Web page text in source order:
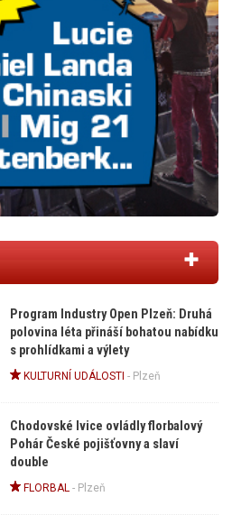
Program Industry Open Plzeň: Druhá
polovina léta přináší bohatou nabídku
s prohlídkami a výlety
KULTURNÍ UDÁLOSTI - Plzeň
Chodovské lvice ovládly florbalový
Pohár České pojišťovny a slaví
double
FLORBAL- Plzeň